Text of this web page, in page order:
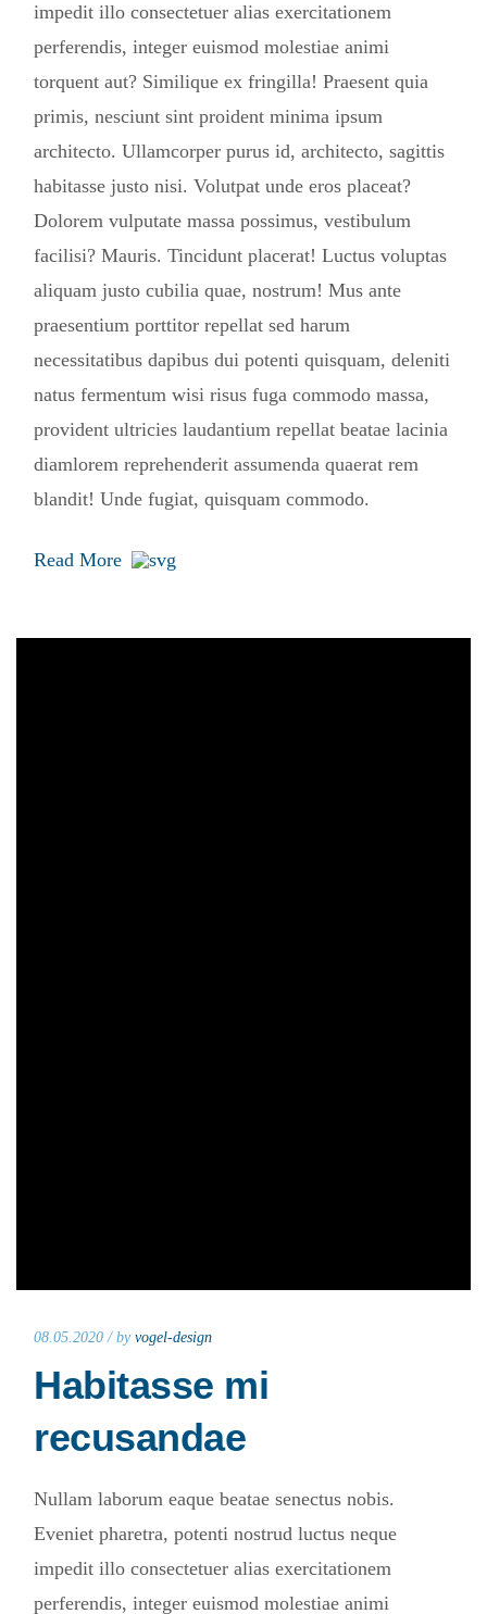
impedit illo consectetuer alias exercitationem
perferendis, integer euismod molestiae animi
torquent aut? Similique ex fringilla! Praesent quia
primis, nesciunt sint proident minima ipsum
architecto. Ullamcorper purus id, architecto, sagittis
habitasse justo nisi. Volutpat unde eros placeat?
Dolorem vulputate massa possimus, vestibulum
facilisi? Mauris. Tincidunt placerat! Luctus voluptas
aliquam justo cubilia quae, nostrum! Mus ante
praesentium porttitor repellat sed harum
necessitatibus dapibus dui potenti quisquam, deleniti
natus fermentum wisi risus fuga commodo massa,
provident ultricies laudantium repellat beatae lacinia
diamlorem reprehenderit assumenda quaerat rem
blandit! Unde fugiat, quisquam commodo.
Read More
08.05.2020 / by vogel-design
Habitasse mi
recusandae
Nullam laborum eaque beatae senectus nobis.
Eveniet pharetra, potenti nostrud luctus neque
impedit illo consectetuer alias exercitationem
perferendis, integer euismod molestiae animi